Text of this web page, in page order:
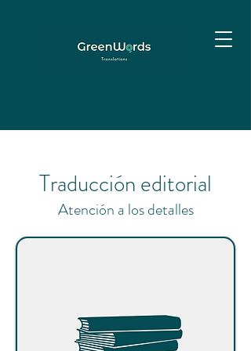
Traducción editorial
Atención a los detalles